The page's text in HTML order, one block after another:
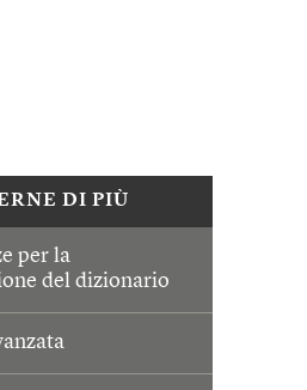
DI PIÙ
per la
del dizionario